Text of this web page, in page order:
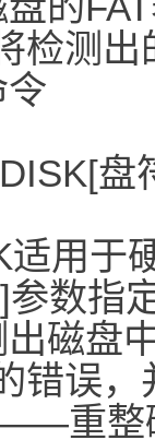
检测
适用
数指
出磁盘
错误，
重整